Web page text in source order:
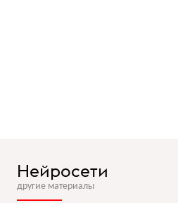
Нейросети
другие материалы